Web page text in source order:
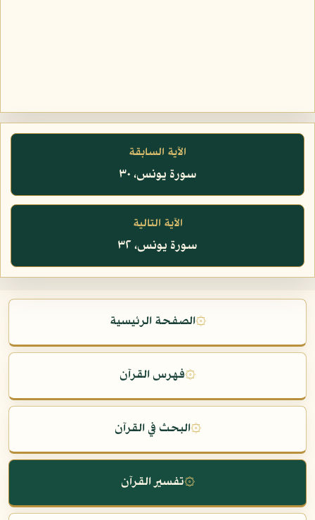
الآية السابقة
سورة يونس، ٣٠
الآية التالية
سورة يونس، ٣٢
۞الصفحة الرئيسية
۞فهرس القرآن
۞البحث في القرآن
۞تفسير القرآن